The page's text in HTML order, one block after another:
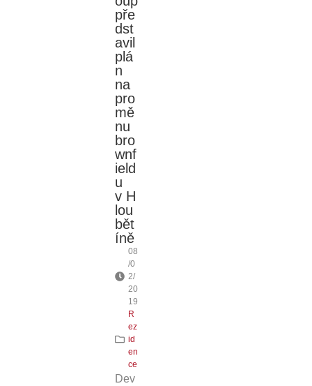
pře
dst
avil
plá
n
na
pro
mě
nu
bro
wnf
ield
u
v H
lou
bět
íně
08
/0
2/
20
19
R
ez
id
en
ce
Dev